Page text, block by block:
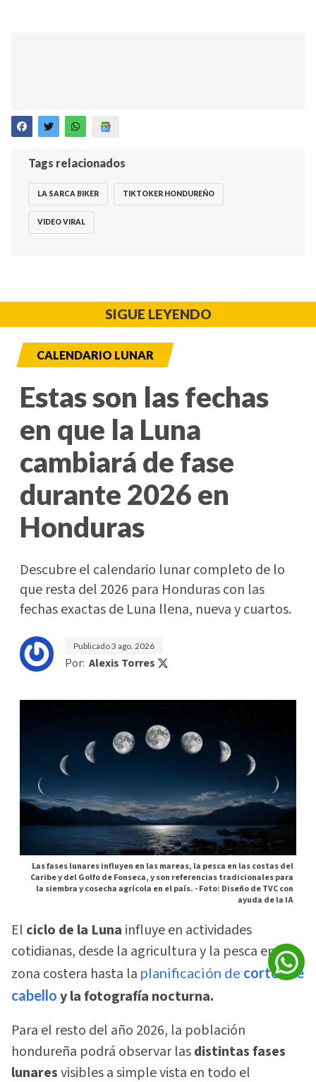
Tags relacionados
LA SARCA BIKER TIKTOKER HONDUREÑO
VIDEO VIRAL
SIGUE LEYENDO
CALENDARIO LUNAR
Estas son las fechas
en que la Luna
cambiará de fase
durante 2026 en
Honduras
Descubre el calendario lunar completo de lo
que resta del 2026 para Honduras con las
fechas exactas de Luna llena, nueva y cuartos.
Publicado3 ago. 2026
Por: Alexis Torres
Las fases lunares influyen en las mareas, la pesca en las costas del
Caribe y del Golfo de Fonseca, y son referencias tradicionales para
la siembra y cosecha agrícola en el país. -Foto: Diseño de TVC con
ayuda de la IA
El ciclo de la Luna influye en actividades
cotidianas, desde la agricultura y la pesca en la
zona costera hasta la planificación de cortes de
cabello y la fotografía nocturna.
Para el resto del año 2026, la población
hondureña podrá observar lasdistintas fases
lunaresvisibles a simple vista en todo el